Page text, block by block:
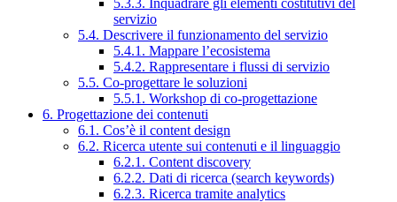
5.3.3. Inquadrare gli elementi costitutivi del
servizio
5.4. Descrivere il funzionamento del servizio
5.4.1. Mappare l’ecosistema
5.4.2. Rappresentare i flussi di servizio
5.5. Co-progettare le soluzioni
5.5.1. Workshop di co-progettazione
6. Progettazione dei contenuti
6.1. Cos’è il content design
6.2. Ricerca utente sui contenuti e il linguaggio
6.2.1. Content discovery
6.2.2. Dati di ricerca (search keywords)
6.2.3. Ricerca tramite analytics